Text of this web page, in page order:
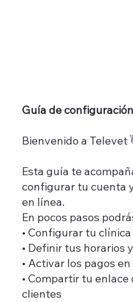
Guía de
Bienvenido a Televet
Esta guía te
configurar tu cuenta
en línea.
En pocos pasos
• Configurar tu
• Definir tus horarios
• Activar los pagos
• Compartir tu
clientes